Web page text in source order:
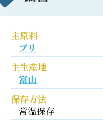
主原料
ブリ
主生産地
富山
保存方法
常温保存